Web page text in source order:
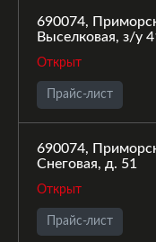
690074,
Выселковая, з/у
Открыт
Прайс-лист
690074,
Снеговая, д. 51
Открыт
Прайс-лист